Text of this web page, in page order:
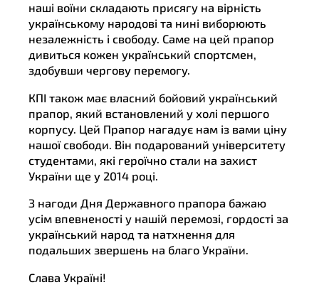
наші воїни складають присягу на вірність
українському народові та нині виборюють
незалежність і свободу. Саме на цей прапор
дивиться кожен український спортсмен,
здобувши чергову перемогу.
КПІ також має власний бойовий український
прапор, який встановлений у холі першого
корпусу. Цей Прапор нагадує нам із вами ціну
нашої свободи. Він подарований університету
студентами, які героїчно стали на захист
України ще у 2014 році.
З нагоди Дня Державного прапора бажаю
усім впевненості у нашій перемозі, гордості за
український народ та натхнення для
подальших звершень на благо України.
Слава Україні!